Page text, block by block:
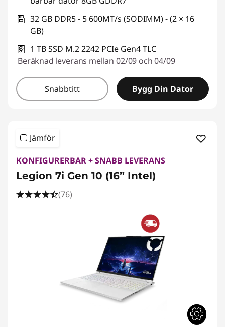
32 GB DDR5 - 5 600MT/s (SODIMM) - (2 × 16
GB)
1 TB SSD M.2 2242 PCIe Gen4 TLC
Beräknad leverans mellan 02/09 och 04/09
Snabbtitt Bygg Din Dator
Jämför
KONFIGURERBAR + SNABB LEVERANS
Legion 7i Gen 10 (16” Intel)
(76)